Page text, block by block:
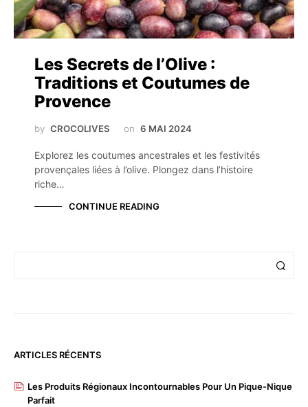
Les Secrets de l’Olive :
Traditions et Coutumes de
Provence
by CROCOLIVES on 6 MAI 2024
Explorez les coutumes ancestrales et les festivités
provençales liées à l’olive. Plongez dans l’histoire
riche…
CONTINUE READING
ARTICLES RÉCENTS
Les Produits Régionaux Incontournables Pour Un Pique-Nique
Parfait